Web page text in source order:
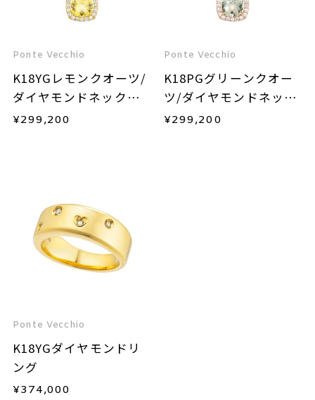
Ponte Vecchio
K18YGレモンクオーツ/
ダイヤモンドネックレ
ス
¥299,200
Ponte Vecchio
K18PGグリーンクオー
ツ/ダイヤモンドネック
レス
¥299,200
Ponte Vecchio
K18YGダイヤモンドリ
ング
¥374,000